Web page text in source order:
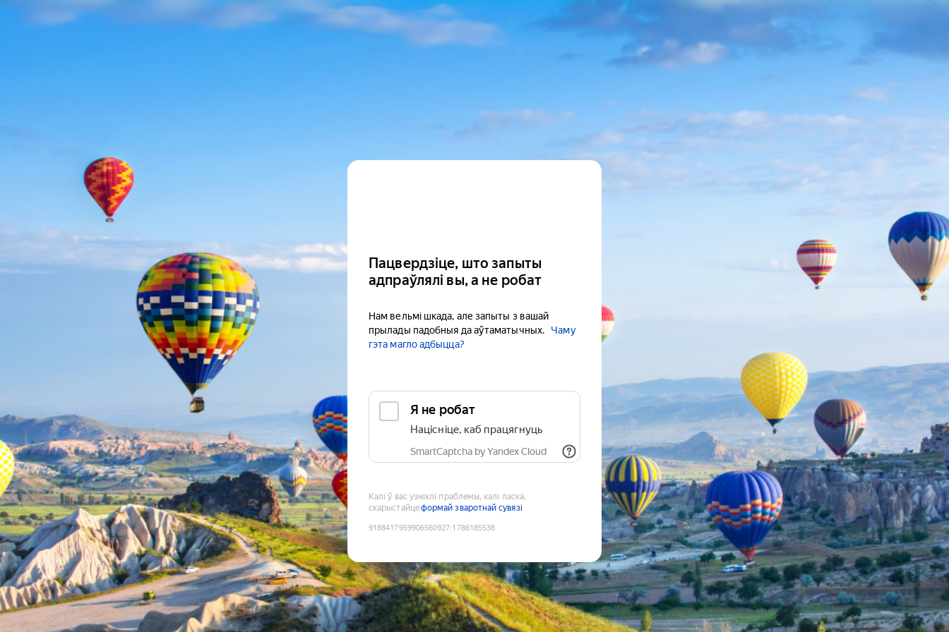
Пацвердзіце, што запыты
адпраўлялі вы, а не робат
Нам вельмі шкада, але запыты з вашай
прылады падобныя да аўтаматычных.
Чаму
гэта магло адбыцца?
Я не робат
Націсніце, каб працягнуць
SmartCaptcha by Yandex Cloud
Калі ў вас узніклі праблемы, калі ласка,
скарыстайцеформай зваротнай сувязі
9188417959906560927:1786185538